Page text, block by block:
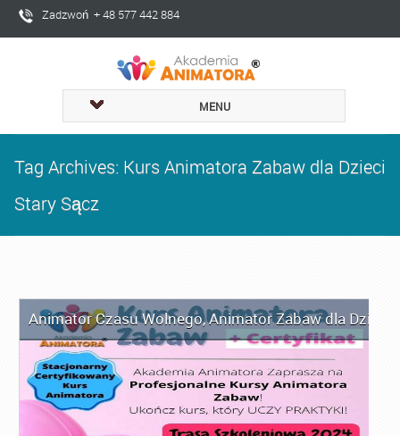
Zadzwoń + 48 577 442 884
MENU
Tag Archives: Kurs Animatora Zabaw dla Dzieci
Stary Sącz
Animator Czasu Wolnego,Animator Zabaw dla Dzieci